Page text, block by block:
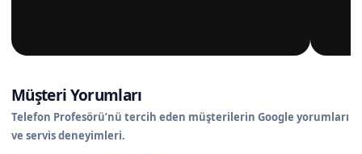
Müşteri Yorumları
Telefon Profesörü’nü tercih eden müşterilerin Google yorumları
ve servis deneyimleri.